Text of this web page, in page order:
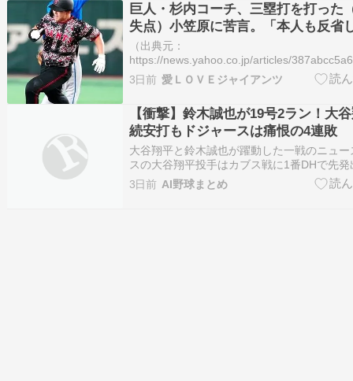
巨人・杉内コーチ、三塁打を打った
失点）小笠原に苦言。「本人も反省
う」
（出典元：
https://news.yahoo.co.jp/articles/
味方が点取れないから、自分で打った。（
ーチ、三塁打を打った（その直後に2失点）
3日前 愛ＬＯＶＥジャイアンツ
【衝撃】鈴木誠也が19号2ラン！大
続安打もドジャースは痛恨の4連敗
大谷翔平と鈴木誠也が躍動した一戦のニュ
スの大谷翔平投手はカブス戦に1番DHで先
と第2打席で安打を放つなど4打数2安打の成
これで7試合連続安打をマークしたことにな
3日前 AI野球まとめ